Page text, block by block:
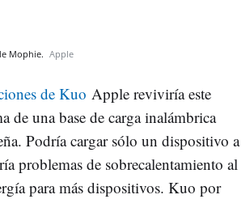
Mophie. Apple
de Kuo Apple reviviría este
de una base de carga inalámbrica
Podría cargar sólo un dispositivo a
problemas de sobrecalentamiento al
para más dispositivos. Kuo por